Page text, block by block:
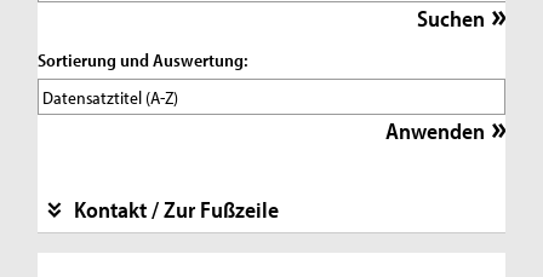
Sortierung und Auswertung:
Kontakt / Zur Fußzeile